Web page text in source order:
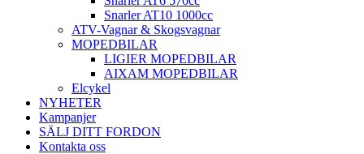
Snarler AT10 1000cc
ATV-Vagnar & Skogsvagnar
MOPEDBILAR
LIGIER MOPEDBILAR
AIXAM MOPEDBILAR
Elcykel
NYHETER
Kampanjer
SÄLJ DITT FORDON
Kontakta oss